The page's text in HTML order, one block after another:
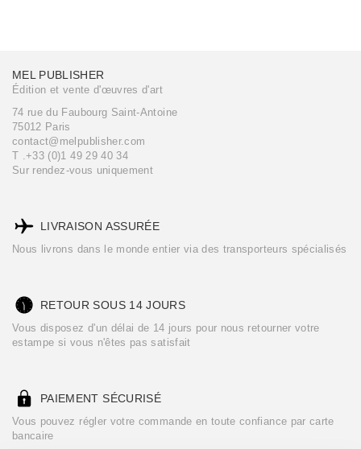
MEL PUBLISHER
Édition et vente d'œuvres d'art
74 rue du Faubourg Saint-Antoine
75012 Paris
contact@melpublisher.com
T .+33 (0)1 49 29 40 34
Sur rendez-vous uniquement
LIVRAISON ASSURÉE
Nous livrons dans le monde entier via des transporteurs spécialisés
RETOUR SOUS 14 JOURS
Vous disposez d'un délai de 14 jours pour nous retourner votre
estampe si vous n'êtes pas satisfait
PAIEMENT SÉCURISÉ
Vous pouvez régler votre commande en toute confiance par carte
bancaire